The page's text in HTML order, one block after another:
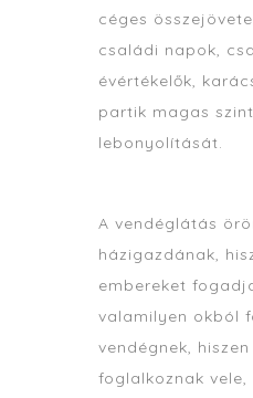
céges
családi napok,
évértékelők,
partik magas
lebonyolítását.
A vendéglátás
házigazdának,
embereket
valamilyen okból
vendégnek,
foglalkoznak